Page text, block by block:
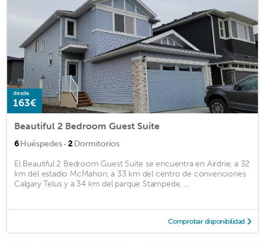
desde
163€
Beautiful 2 Bedroom Guest Suite
6Huéspedes · 2Dormitorios
El Beautiful 2 Bedroom Guest Suite se encuentra en Airdrie, a 32
km del estadio McMahon, a 33 km del centro de convenciones
Calgary Telus y a 34 km del parque Stampede. ...
Comprobar disponibilidad